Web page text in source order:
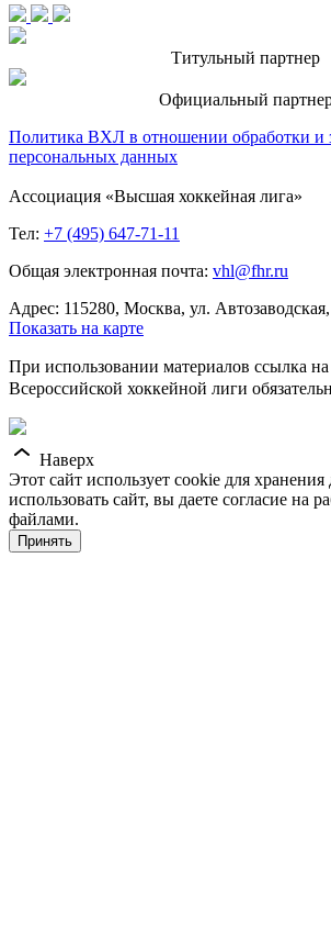
Титульный партнер
Официальный
Политика ВХЛ в отношении обработки и
персональных данных
Ассоциация «Высшая хоккейная лига»
Тел: +7 (495) 647-71-11
Общая электронная почта: vhl@fhr.ru
Адрес: 115280, Москва, ул.
Показать на карте
При использовании материалов ссылка
Всероссийской хоккейной лиги
Наверх
Этот сайт использует cookie для
использовать сайт, вы даете согласие на
файлами.
Принять